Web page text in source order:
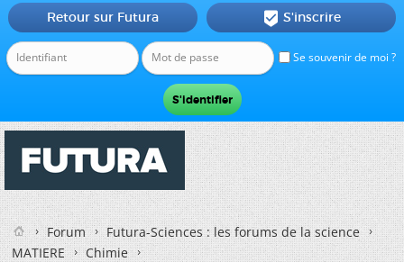
Se souvenir de moi ?
Retour sur Futura  S'inscrire
Forum
Futura-Sciences : les forums de la science
MATIERE
Chimie